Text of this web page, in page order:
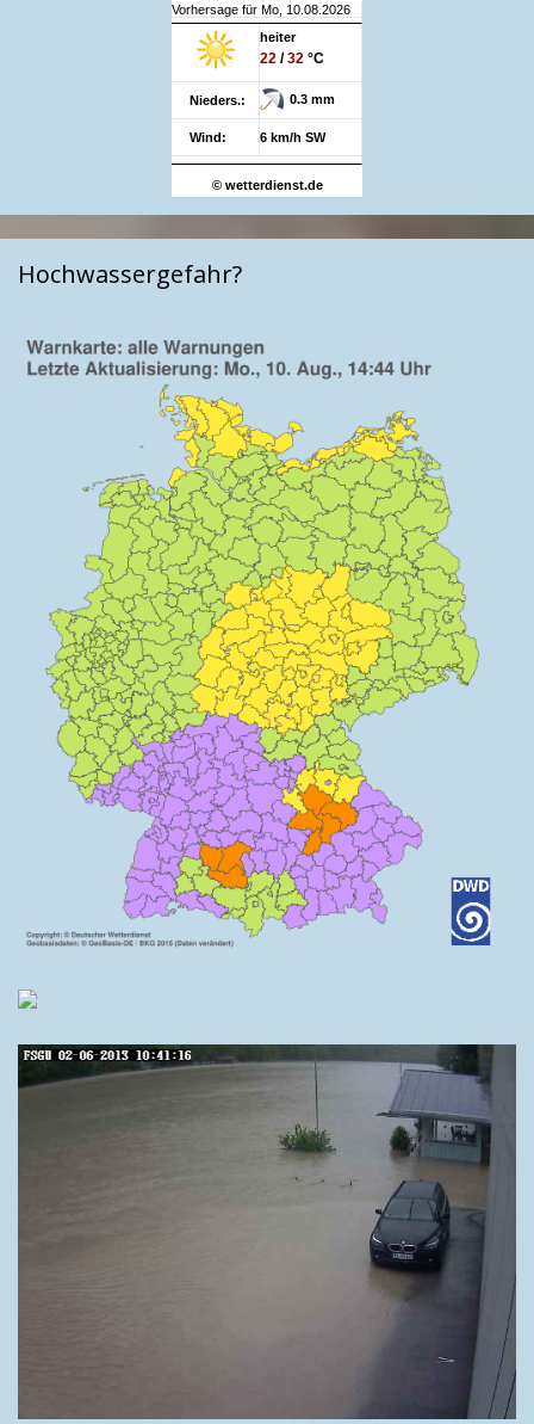
Vorhersage für Mo, 10.08.2026
heiter
22 /32 °C
Nieders.: 0.3 mm
Wind: 6 km/h SW
© wetterdienst.de
Hochwassergefahr?